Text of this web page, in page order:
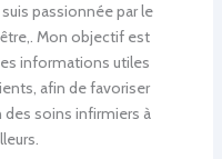
passionnée par le
Mon objectif est
informations utiles
afin de favoriser
soins infirmiers à